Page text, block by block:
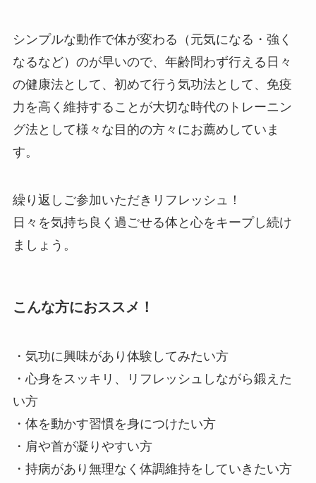
シンプルな動作で体が変わる（元気になる・強く
なるなど）のが早いので、年齢問わず行える日々
の健康法として、初めて行う気功法として、免疫
力を高く維持することが大切な時代のトレーニン
グ法として様々な目的の方々にお薦めしていま
す。
繰り返しご参加いただきリフレッシュ！
日々を気持ち良く過ごせる体と心をキープし続け
ましょう。
こんな方におススメ！
・気功に興味があり体験してみたい方
・心身をスッキリ、リフレッシュしながら鍛えた
い方
・体を動かす習慣を身につけたい方
・肩や首が凝りやすい方
・持病があり無理なく体調維持をしていきたい方